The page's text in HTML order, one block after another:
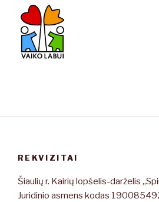
REKVIZITAI
Šiaulių r. Kairių lopšelis-darželis
Juridinio asmens kodas